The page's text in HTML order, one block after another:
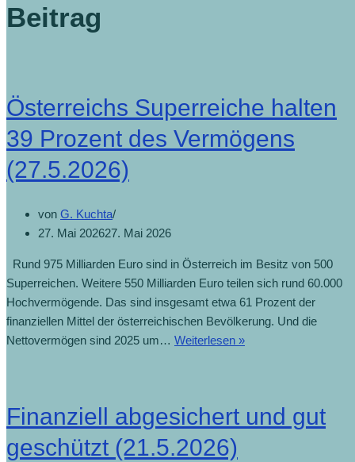
Beitrag
Österreichs Superreiche halten
39 Prozent des Vermögens
(27.5.2026)
von G. Kuchta
27. Mai 202627. Mai 2026
Rund 975 Milliarden Euro sind in Österreich im Besitz von 500
Superreichen. Weitere 550 Milliarden Euro teilen sich rund 60.000
Hochvermögende. Das sind insgesamt etwa 61 Prozent der
finanziellen Mittel der österreichischen Bevölkerung. Und die
Nettovermögen sind 2025 um… Weiterlesen »Österreichs
Prozent
Finanziell abgesichert und gut
geschützt (21.5.2026)